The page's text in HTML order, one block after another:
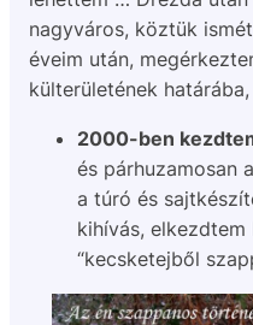
nagyváros, köztük
éveim után,
külterületének határába,
2000-ben
és párhuzamosan
a túró és
kihívás,
“kecsketejből